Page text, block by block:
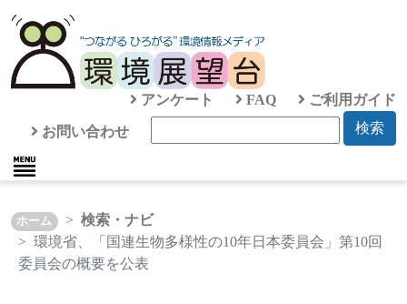
アンケート FAQ ご利用ガイド
お問い合わせ 検索
ホーム
検索・ナビ
環境省、「国連生物多様性の10年日本委員会」第10回
委員会の概要を公表